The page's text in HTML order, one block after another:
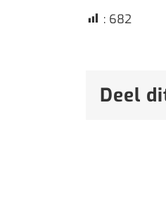
: 682
Deel